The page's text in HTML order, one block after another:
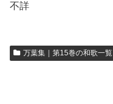
不詳
万葉集｜第15巻の和歌一覧